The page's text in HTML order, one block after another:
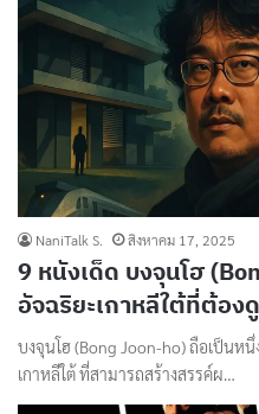
NaniTalk S. สิงหาคม 17, 2025
9 หนังเด็ด บงจุนโฮ
อัจฉริยะเกาหลีใต้ที่ต้องดู
บงจุนโฮ (Bong Joon-ho) ถือเป็นห
เกาหลีใต้ ที่สามารถสร้างสรรค์ผ…